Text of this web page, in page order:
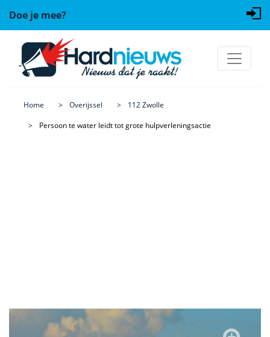
Doe je mee?
Home Overijssel
112 Zwolle
Persoon te water leidt tot grote hulpverleningsactie